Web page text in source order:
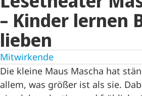
– Kinder lernen
lieben
Mitwirkende
Die kleine Maus Mascha hat
allem, was größer ist als sie.